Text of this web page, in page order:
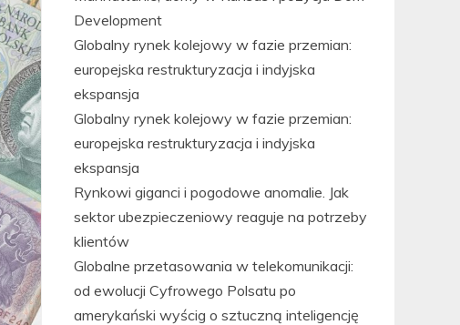
Development
Globalny rynek kolejowy w fazie przemian:
europejska restrukturyzacja i indyjska
ekspansja
Globalny rynek kolejowy w fazie przemian:
europejska restrukturyzacja i indyjska
ekspansja
Rynkowi giganci i pogodowe anomalie. Jak
sektor ubezpieczeniowy reaguje na potrzeby
klientów
Globalne przetasowania w telekomunikacji:
od ewolucji Cyfrowego Polsatu po
amerykański wyścig o sztuczną inteligencję